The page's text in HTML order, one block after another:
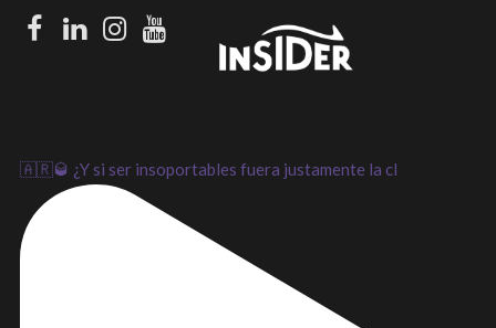
Facebook
LinkedInInstagram
Youtube
🇦🇷🥃 ¿Y si ser insoportables fuera justamente la cl